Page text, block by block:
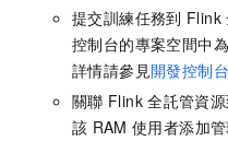
提交訓練任務到 Flink
控制台的專案空間中
詳情請參見開發控制
關聯 Flink 全託管資
該 RAM 使用者添加